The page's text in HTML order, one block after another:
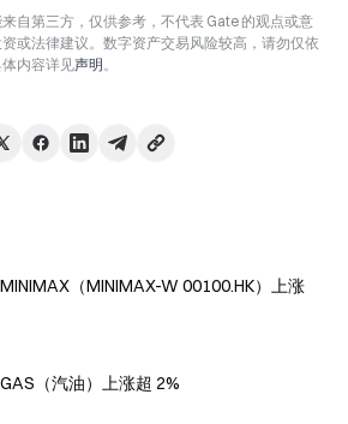
自第三方，仅供参考，不代表 Gate 的观点或意
或法律建议。数字资产交易风险较高，请勿仅依
内容详见声明。
（MINIMAX-W 00100.HK）上涨
（汽油）上涨超 2%